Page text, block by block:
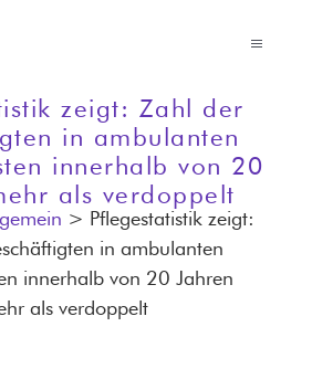
Toggle
Pflegegehälter
Pflegeberufe
Erfolgreich bewerben
zeigt: Zahl der
in ambulanten
innerhalb von 20
als verdoppelt
> Pflegestatistik zeigt:
in ambulanten
innerhalb von 20 Jahren
als verdoppelt